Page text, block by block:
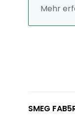
Mehr
SMEG